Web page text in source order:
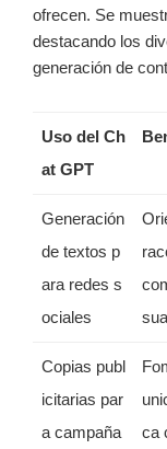
ofrecen. Se
destacando los
generación de
Uso del Ch
at GPT
Generación
de textos p
ara redes s
ociales
Copias publ
icitarias par
a campaña
ca